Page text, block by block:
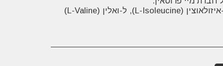
מכיל ל-לאוצין (L-Leucine), ל-איזולאוצין (L-Isoleucine), ל-ואלין (L-Valine)